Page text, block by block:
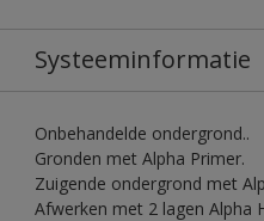
Systeeminformatie
Onbehandelde ondergrond..
Gronden met Alpha Primer.
Zuigende ondergrond met
Afwerken met 2 lagen Alpha